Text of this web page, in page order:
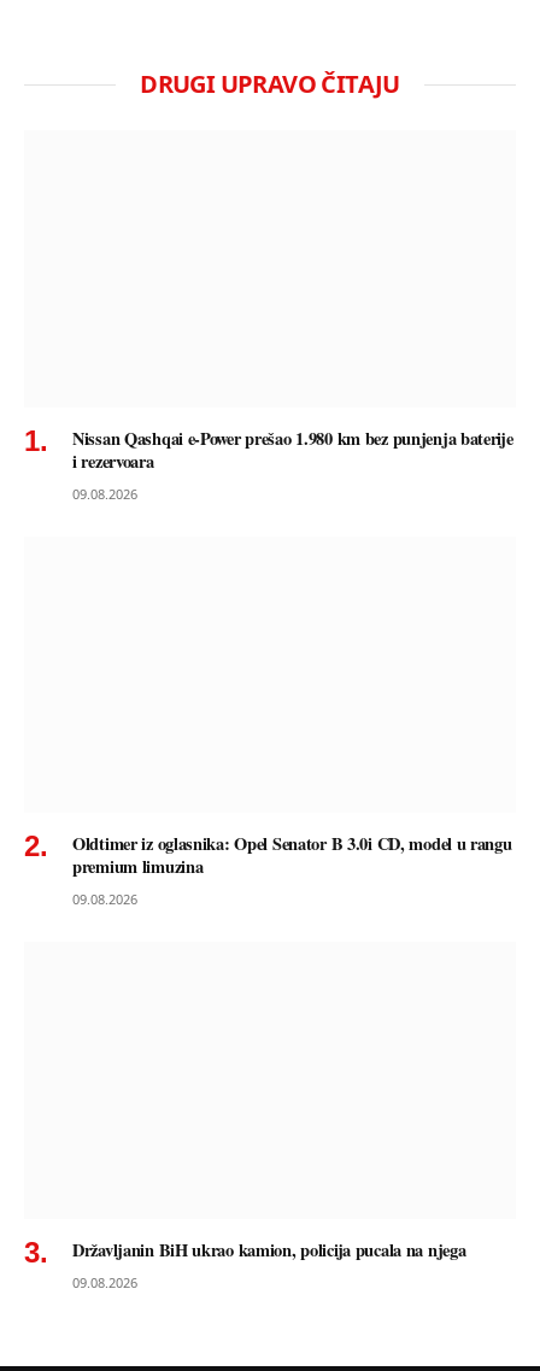
DRUGI UPRAVO ČITAJU
Nissan Qashqai e-Power prešao 1.980 km bez punjenja baterije
i rezervoara
09.08.2026
Oldtimer iz oglasnika: Opel Senator B 3.0i CD, model u rangu
premium limuzina
09.08.2026
Državljanin BiH ukrao kamion, policija pucala na njega
09.08.2026